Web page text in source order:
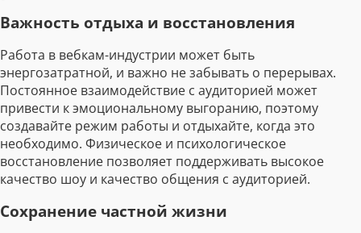
Важность отдыха и восстановления
Работа в вебкам-индустрии может быть
энергозатратной, и важно не забывать о перерывах.
Постоянное взаимодействие с аудиторией может
привести к эмоциональному выгоранию, поэтому
создавайте режим работы и отдыхайте, когда это
необходимо. Физическое и психологическое
восстановление позволяет поддерживать высокое
качество шоу и качество общения с аудиторией.
Сохранение частной жизни